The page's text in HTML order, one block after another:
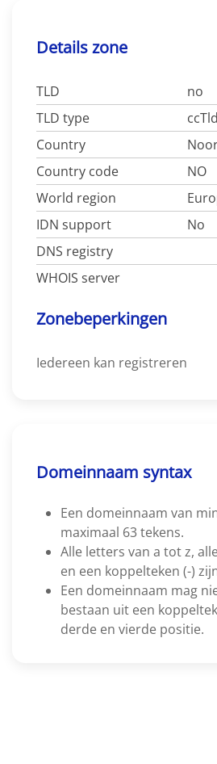
Details zone
TLD
no
TLD type
ccTld
Country
Country code
NO
World region
IDN support
No
DNS registry
WHOIS server
Zonebeperkingen
Iedereen kan registreren
Domeinnaam syntax
Een domeinnaam van
maximaal 63 tekens.
Alle letters van a tot z,
en een koppelteken (-)
Een domeinnaam mag
bestaan uit een
derde en vierde positie.